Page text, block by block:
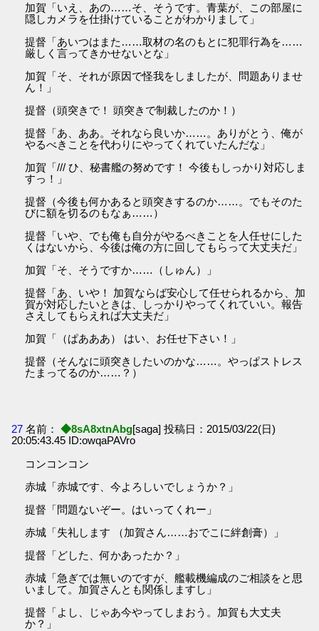
加賀「いえ、あの……そ、そうです。青葉が、この部屋に
隠しカメラを仕掛けていることがわかりまして」
提督「あいつはまた……取材の名のもとに犯罪行為を……
厳しく言ってきかせないとな」
加賀「そ、それが原因で怪我をしましたが、問題ありませ
ん！」
提督（頭突きで！ 頭突きで制裁したのか！）
提督「あ、ああ。それなら良いか……。ありがとう、俺が
やるべきことを代わりにやってくれていたんだな」
加賀「/// ひ、秘書艦の努めです！ 今後もしっかり対応しま
すっ！」
提督（今後も何かあると頭突きするのか……。でもそのた
びに額を切るのもなぁ……）
提督「いや、でも俺も自分がやるべきことを人任せにした
くはないから、今後は俺の方に回してもらって大丈夫だ」
加賀「そ、そうですか……（しゅん）」
提督「あ、いや！ 加賀ならば安心して任せられるから、加
賀が対応したいときは、しっかりやってくれていい。報告
さえしてもらえれば大丈夫だ」
加賀「（ぱあああ） はい、お任せ下さい！」
提督（そんなに頭突きしたいのかな……。やっぱストレス
たまってるのか……？）
27 名前： ◆8sA8xtnAbg[saga] 投稿日：2015/03/22(日)
20:05:43.45 ID:owqaPAVro
コンコンコン
赤城「赤城です、今よろしいでしょうか？」
提督「問題ないぞー。はいってくれー」
赤城「失礼します （加賀さん……おでこに絆創膏）」
提督「どした、何かあったか？」
赤城「急ぎでは無いのですが、艦載機編成のご相談をと思
いまして。加賀さんとも関係しますし」
提督「よし、じゃあ今やってしまおう。加賀も大丈夫
か？」